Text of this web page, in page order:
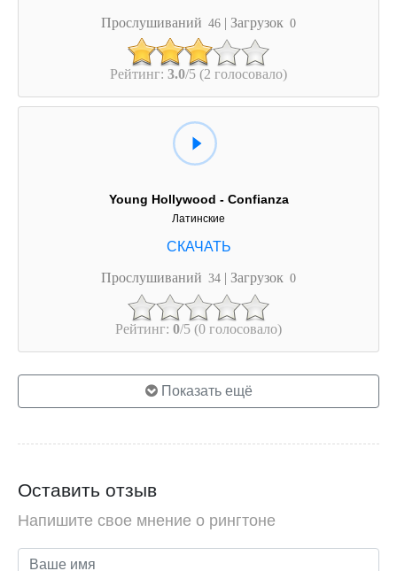
Прослушиваний 46 | Загрузок 0
Рейтинг: 3.0/5 (2 голосовало)
Young Hollywood - Confianza
Латинские
Прослушиваний 34 | Загрузок 0
Рейтинг: 0/5 (0 голосовало)
Показать ещё
Оставить отзыв
Напишите свое мнение о рингтоне